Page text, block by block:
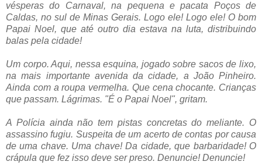
vésperas do Carnaval, na pequena e pacata Poços de
Caldas, no sul de Minas Gerais. Logo ele! Logo ele! O bom
Papai Noel, que até outro dia estava na luta, distribuindo
balas pela cidade!
Um corpo. Aqui, nessa esquina, jogado sobre sacos de lixo,
na mais importante avenida da cidade, a João Pinheiro.
Ainda com a roupa vermelha. Que cena chocante. Crianças
que passam. Lágrimas. "É o Papai Noel", gritam.
A Polícia ainda não tem pistas concretas do meliante. O
assassino fugiu. Suspeita de um acerto de contas por causa
de uma chave. Uma chave! Da cidade, que barbaridade! O
crápula que fez isso deve ser preso. Denuncie! Denuncie!